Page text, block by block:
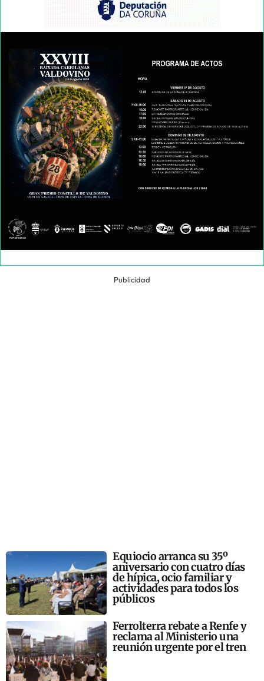
Publicidad
Equiocio arranca su 35º
aniversario con cuatro días
de hípica, ocio familiar y
actividades para todos los
públicos
Ferrolterra rebate a Renfe y
reclama al Ministerio una
reunión urgente por el tren